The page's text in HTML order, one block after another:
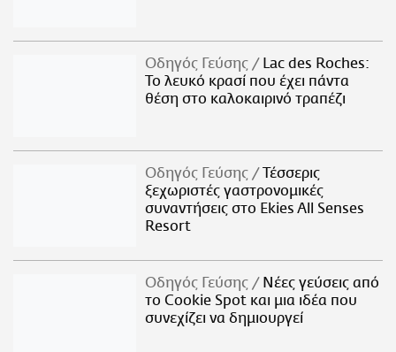
Οδηγός Γεύσης
Lac des Roches:
Το λευκό κρασί που έχει πάντα
θέση στο καλοκαιρινό τραπέζι
Οδηγός Γεύσης
Τέσσερις
ξεχωριστές γαστρονομικές
συναντήσεις στο Ekies All Senses
Resort
Οδηγός Γεύσης
Νέες γεύσεις από
το Cookie Spot και μια ιδέα που
συνεχίζει να δημιουργεί